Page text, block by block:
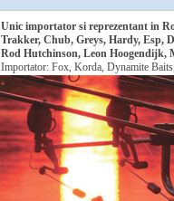
Unic importator si reprezentant in
Trakker, Chub, Greys, Hardy, Esp,
Rod Hutchinson, Leon Hoogendijk,
Importator: Fox, Korda, Dynamite